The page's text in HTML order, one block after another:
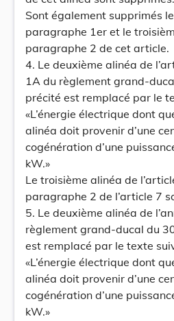
Sont également supprimés
paragraphe 1er et le
paragraphe 2 de cet article.
4. Le deuxième alinéa de
1A du règlement grand-
précité est remplacé par le
«L’énergie électrique dont
alinéa doit provenir d’une
cogénération d’une
kW.»
Le troisième alinéa de
paragraphe 2 de l’article 7
5. Le deuxième alinéa de
règlement grand-ducal du
est remplacé par le texte
«L’énergie électrique dont
alinéa doit provenir d’une
cogénération d’une
kW.»